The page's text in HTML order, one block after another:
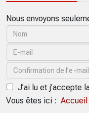
Nous envoyons
J’ai lu et j’accepte
Vous êtes ici : Accueil